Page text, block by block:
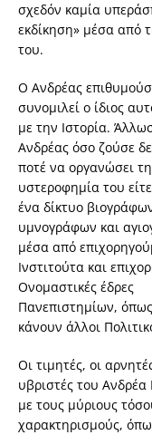
σχεδόν καμία
εκδίκηση» μέσα από
του.
Ο Ανδρέας
συνομιλεί ο ίδιος
με την Ιστορία.
Ανδρέας όσο ζούσε
ποτέ να οργανώσει
υστεροφημία του
ένα δίκτυο
υμνογράφων και
μέσα από
Ινστιτούτα και
Ονομαστικές έδρες
Πανεπιστημίων,
κάνουν άλλοι
Οι τιμητές, οι
υβριστές του
με τους μύριους
χαρακτηρισμούς,